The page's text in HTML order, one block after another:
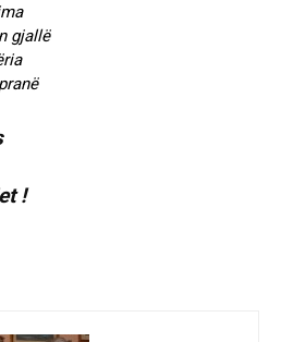
gjallë
!